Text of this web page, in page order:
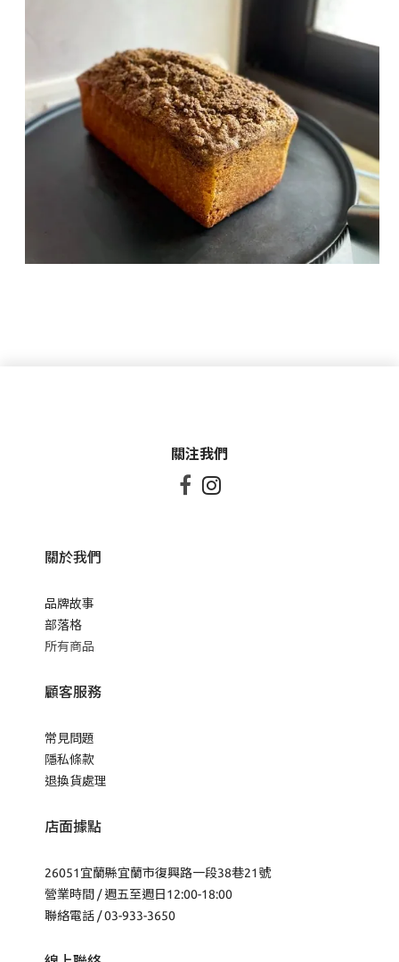
關注我們
 
關於我們
品牌故事
部落格
所有商品
顧客服務
常見問題
隱私條款
退換貨處理
店面據點
26051宜蘭縣宜蘭市復興路一段38巷21號
營業時間 / 週五至週日12:00-18:00
聯絡電話 / 03-933-3650